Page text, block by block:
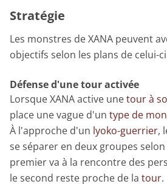
Stratégie
Les monstres de XANA peuvent
objectifs selon les plans de celui-
Défense d'une tour activée
Lorsque XANA active unetour à
place une vague d'un type de
À l'approche d'un lyoko-guerrier,
se séparer en deux groupes
premier va à la rencontre des
le second reste proche de la tour.